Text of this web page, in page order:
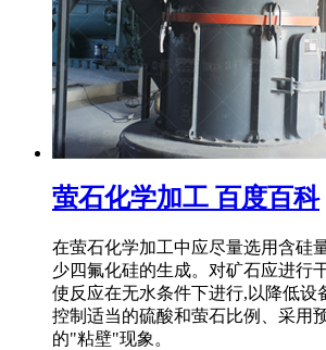
萤石化学加工 百度百科
在萤石化学加工中应尽量选用含硅
少四氟化硅的生成。对矿石应进行
使反应在无水条件下进行,以降低设
控制适当的硫酸和萤石比例、采用
的"粘壁"现象。